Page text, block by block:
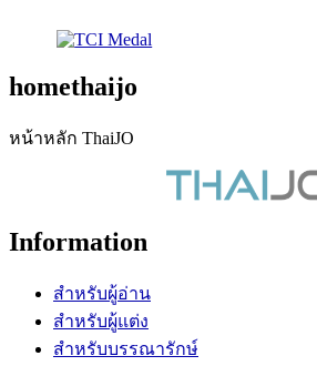
homethaijo
หน้าหลัก ThaiJO
Information
สำหรับผู้อ่าน
สำหรับผู้แต่ง
สำหรับบรรณารักษ์